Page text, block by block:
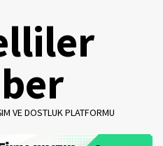
VE DOSTLUK PLATFORMU